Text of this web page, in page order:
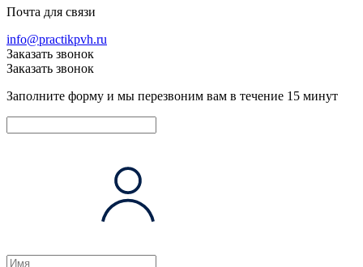
Почта для связи
info@practikpvh.ru
Заказать звонок
Заказать звонок
Заполните форму и мы перезвоним вам в течение 15 минут